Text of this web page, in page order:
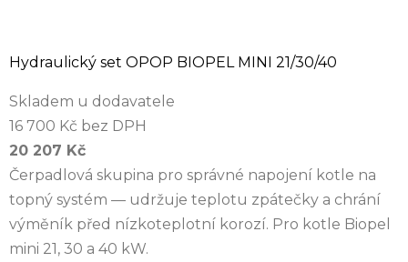
Hydraulický set OPOP BIOPEL MINI 21/30/40
Skladem u dodavatele
16 700 Kč bez DPH
20 207 Kč
Čerpadlová skupina pro správné napojení kotle na
topný systém — udržuje teplotu zpátečky a chrání
výměník před nízkoteplotní korozí. Pro kotle Biopel
mini 21, 30 a 40 kW.